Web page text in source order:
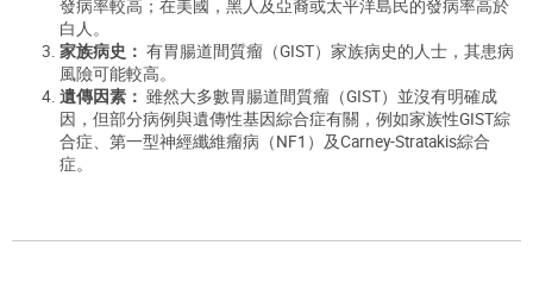
發病率較高；在美國，黑人及亞裔或太平洋島民的發病率高於
白人。
家族病史： 有胃腸道間質瘤（GIST）家族病史的人士，其患病
風險可能較高。
遺傳因素： 雖然大多數胃腸道間質瘤（GIST）並沒有明確成
因，但部分病例與遺傳性基因綜合症有關，例如家族性GIST綜
合症、第一型神經纖維瘤病（NF1）及Carney-Stratakis綜合
症。